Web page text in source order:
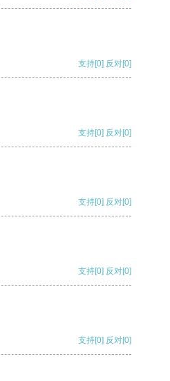
支持[0] 反对[0]
支持[0] 反对[0]
支持[0] 反对[0]
支持[0] 反对[0]
支持[0] 反对[0]